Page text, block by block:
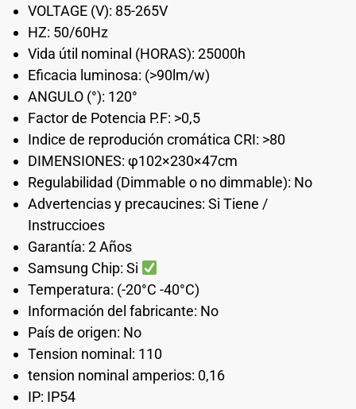
VOLTAGE (V): 85-265V
HZ: 50/60Hz
Vida útil nominal (HORAS): 25000h
Eficacia luminosa: (>90lm/w)
ANGULO (°): 120°
Factor de Potencia P.F: >0,5
Indice de reprodución cromática CRI: >80
DIMENSIONES: φ102×230×47cm
Regulabilidad (Dimmable o no dimmable): No
Advertencias y precaucines: Si Tiene /
Instruccioes
Garantía: 2 Años
Samsung Chip: Si
Temperatura: (-20°C -40°C)
Información del fabricante: No
País de origen: No
Tension nominal: 110
tension nominal amperios: 0,16
IP: IP54